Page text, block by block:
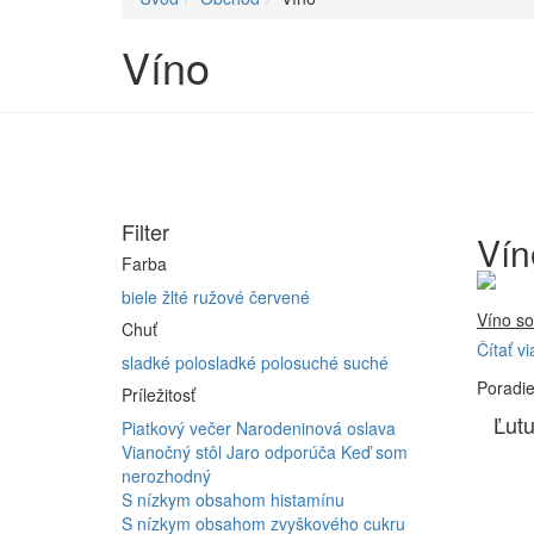
Víno
Filter
Farba
biele žlté ružové červené
Chuť
sladké polosladké polosuché suché
Príležitosť
Piatkový večer Narodeninová oslava
Vianočný stôl Jaro odporúča Keď som
nerozhodný
S nízkym obsahom histamínu
S nízkym obsahom zvyškového cukru
Víno
Firma
Čítať